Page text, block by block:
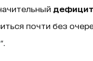
почти без
".